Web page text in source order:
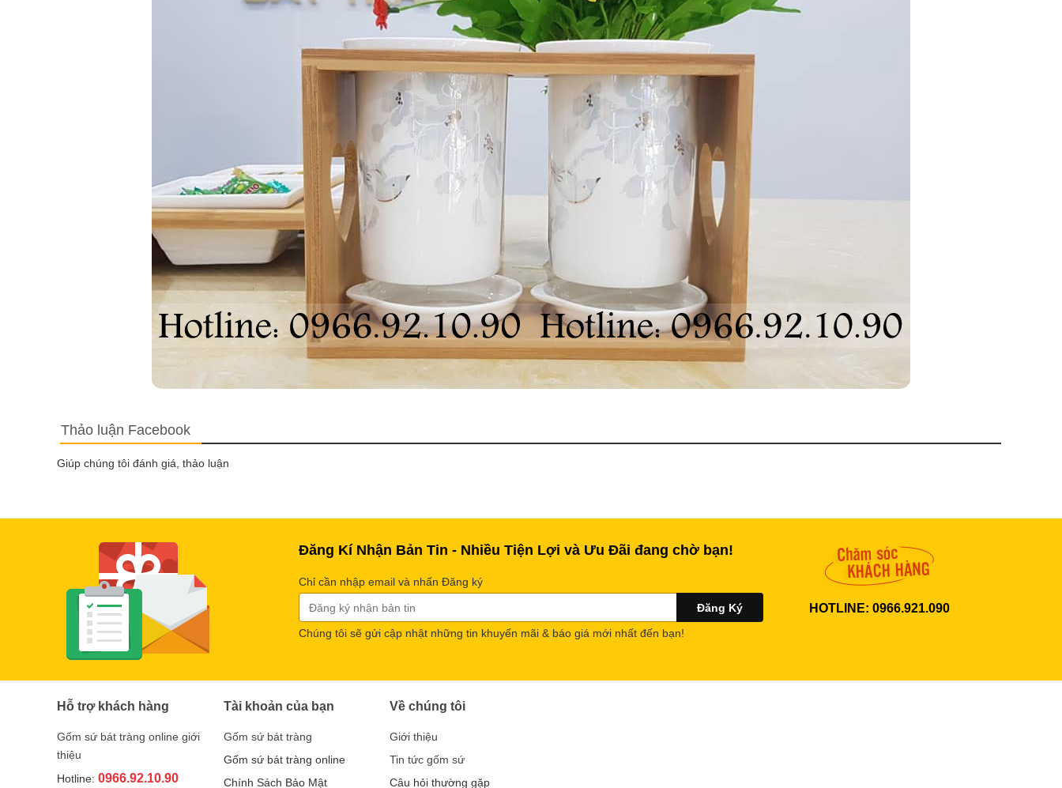
Thảo luận Facebook
Giúp chúng tôi đánh giá, thảo luận
Đăng Kí Nhận Bản Tin - Nhiều Tiện Lợi và Ưu Đãi đang chờ bạn!
Chỉ cần nhập email và nhấn Đăng ký
Chúng tôi sẽ gửi cập nhật những tin khuyến mãi & báo giá mới nhất đến bạn!
HOTLINE: 0966.921.090
Hỗ trợ khách hàng
Gốm sứ bát tràng online giới
thiệu
Hotline: 0966.92.10.90
Tài khoản của bạn
Gốm sứ bát tràng
Gốm sứ bát tràng online
Chính Sách Bảo Mật
Về chúng tôi
Giới thiệu
Tin tức gốm sứ
Câu hỏi thường gặp